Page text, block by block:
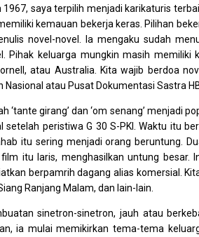
saya terpilih menjadi karikaturis
kemauan bekerja keras. Pilihan
novel-novel. Ia mengaku sudah
Pihak keluarga mungkin masih
atau Australia. Kita wajib berdoa
atau Pusat Dokumentasi Sastra
‘tante girang’ dan ‘om senang’ menjadi
setelah peristiwa G 30 S-PKI. Waktu itu
itu sering menjadi orang beruntung.
itu laris, menghasilkan untung besar.
berpamrih dagang alias komersial.
Ranjang Malam, dan lain-lain.
sinetron-sinetron, jauh atau
ia mulai memikirkan tema-tema